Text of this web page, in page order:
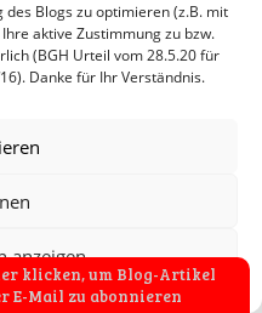
des Blogs zu optimieren (z.B. mit
aktive Zustimmung zu bzw.
(BGH Urteil vom 28.5.20 für
Danke für Ihr Verständnis.
anzeigen
öffentlicher
klicken, um Blog-Artikel
E-Mail zu abonnieren